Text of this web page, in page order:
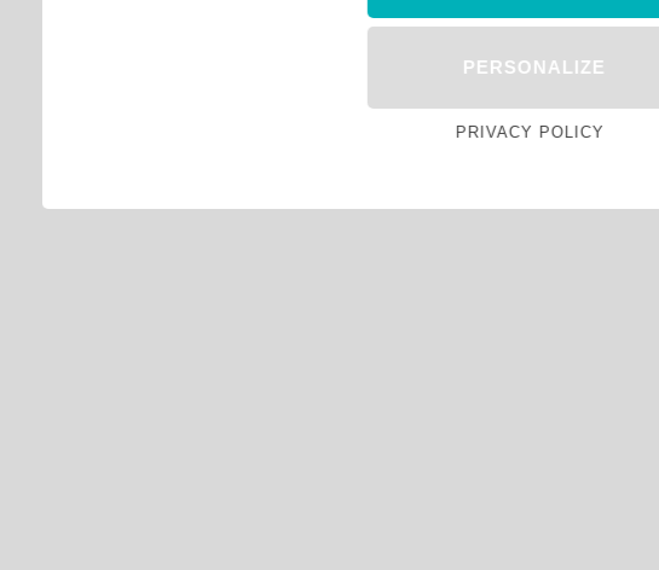
PERSONALIZE
PRIVACY POLICY